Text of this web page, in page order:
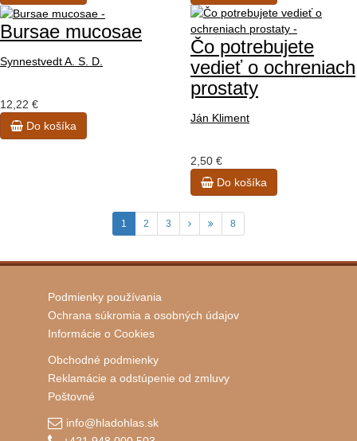
Bursae mucosae
Synnestvedt A. S. D.
12,22 €
Do košíka
Čo potrebujete
vedieť o ochreniach
prostaty
Ján Kliment
2,50 €
Do košíka
1 2 3 8
Podmienky používania
Ochrana súkromia a osobných údajov
Informácie o Cookies
Obchodné podmienky
Reklamácie a odstúpenie od zmluvy
Poštovné
info@hladohlas.sk